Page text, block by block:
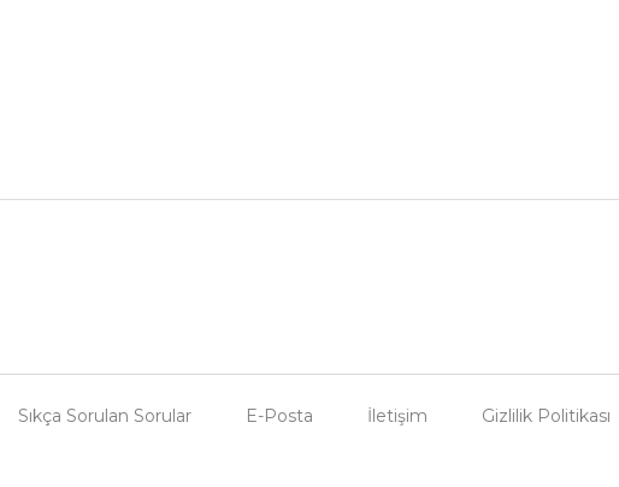
Sıkça Sorulan Sorular E-Posta İletişim Gizlilik Politikası